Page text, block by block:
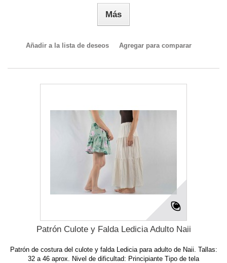
Más
Añadir a la lista de deseos Agregar para comparar
Patrón Culote y Falda Ledicia Adulto Naii
Patrón de costura del culote y falda Ledicia para adulto de Naii. Tallas:
32 a 46 aprox. Nivel de dificultad: Principiante Tipo de tela